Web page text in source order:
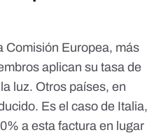
Comisión Europea, más
aplican su tasa de
luz. Otros países, en
Es el caso de Italia,
a esta factura en lugar